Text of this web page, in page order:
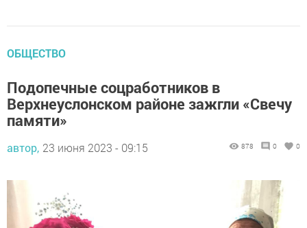
ОБЩЕСТВО
Подопечные соцработников в
Верхнеуслонском районе зажгли «Свечу
памяти»
автор, 23 июня 2023 - 09:15 878 0 0